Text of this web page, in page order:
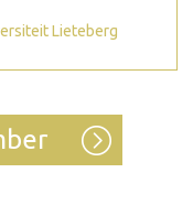
Lieteberg